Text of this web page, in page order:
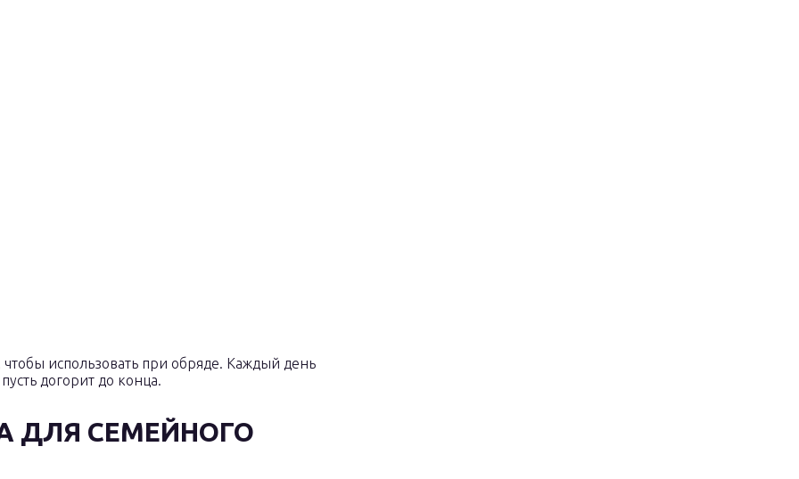
использовать при обряде. Каждый день
догорит до конца.
ДЛЯ СЕМЕЙНОГО